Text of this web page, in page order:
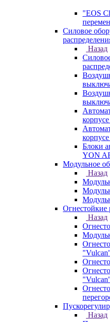
"EOS
Силовое
Назад
Блоки
YON
Модульное
Назад
Огнестойкие
Назад
Назад